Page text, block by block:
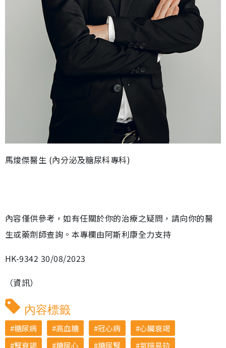
馬焌傑醫生 (內分泌及糖尿科專科)
內容僅供參考，如有任關於你的治療之疑問，請向你的醫
生或藥劑師查詢。本專欄由阿斯利康全力支持
HK-9342 30/08/2023
（資訊）
內容標籤
糖尿病 高血糖 冠心病
心臟衰竭
腎衰竭
糖尿心 糖尿腎
氣喘易攰